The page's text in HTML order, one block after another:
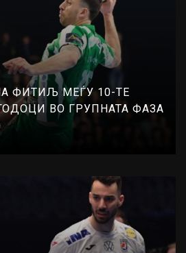
ФИТИЉ МЕЃУ 10-ТЕ
ВО ГРУПНАТА ФАЗА